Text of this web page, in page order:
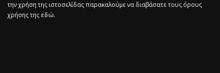
την χρήση της ιστοσελίδας παρακαλούμε να διαβάσατε τους όρους
χρήσης τηςεδώ.